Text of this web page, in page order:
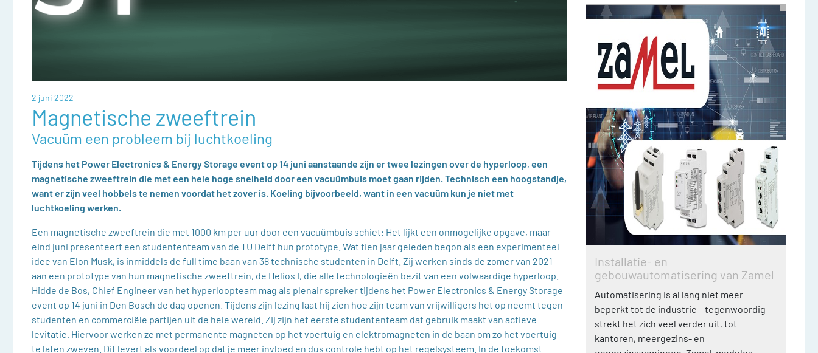
2 juni 2022
Magnetische zweeftrein
Vacuüm een probleem bij luchtkoeling
Tijdens het Power Electronics & Energy Storage event op 14 juni aanstaande zijn er twee lezingen over de hyperloop, een
magnetische zweeftrein die met een hele hoge snelheid door een vacuümbuis moet gaan rijden. Technisch een hoogstandje,
want er zijn veel hobbels te nemen voordat het zover is. Koeling bijvoorbeeld, want in een vacuüm kun je niet met
luchtkoeling werken.
Een magnetische zweeftrein die met 1000 km per uur door een vacuümbuis schiet: Het lijkt een onmogelijke opgave, maar
eind juni presenteert een studententeam van de TU Delft hun prototype. Wat tien jaar geleden begon als een experimenteel
idee van Elon Musk, is inmiddels de full time baan van 38 technische studenten in Delft. Zij werken sinds de zomer van 2021
aan een prototype van hun magnetische zweeftrein, de Helios I, die alle technologieën bezit van een volwaardige hyperloop.
Hidde de Bos, Chief Engineer van het hyperloopteam mag als plenair spreker tijdens het Power Electronics & Energy Storage
event op 14 juni in Den Bosch de dag openen. Tijdens zijn lezing laat hij zien hoe zijn team van vrijwilligers het op neemt tegen
studenten en commerciële partijen uit de hele wereld. Zij zijn het eerste studententeam dat gebruik maakt van actieve
levitatie. Hiervoor werken ze met permanente magneten op het voertuig en elektromagneten in de baan om zo het voertuig
te laten zweven. Dit levert als voordeel op dat je meer invloed en dus controle hebt op het regelsysteem. In de toekomst
Installatie- en
gebouwautomatisering van Zamel
Automatisering is al lang niet meer
beperkt tot de industrie – tegenwoordig
strekt het zich veel verder uit, tot
kantoren, meergezins- en